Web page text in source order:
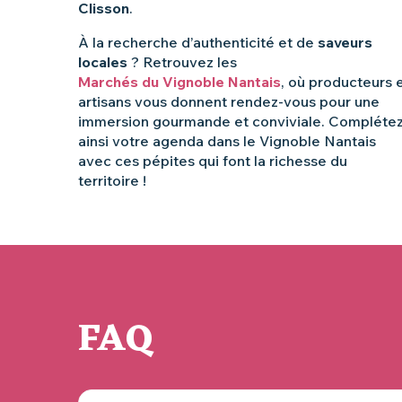
Clisson.
À la recherche d’authenticité et de saveurs
locales ? Retrouvez les
Marchés du Vignoble Nantais, où producteurs
artisans vous donnent rendez-vous pour une
immersion gourmande et conviviale.
ainsi votre agenda dans le Vignoble Nantais
avec ces pépites qui font la richesse du
territoire !
FAQ